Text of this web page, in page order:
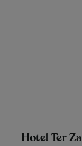
Hotel Ter